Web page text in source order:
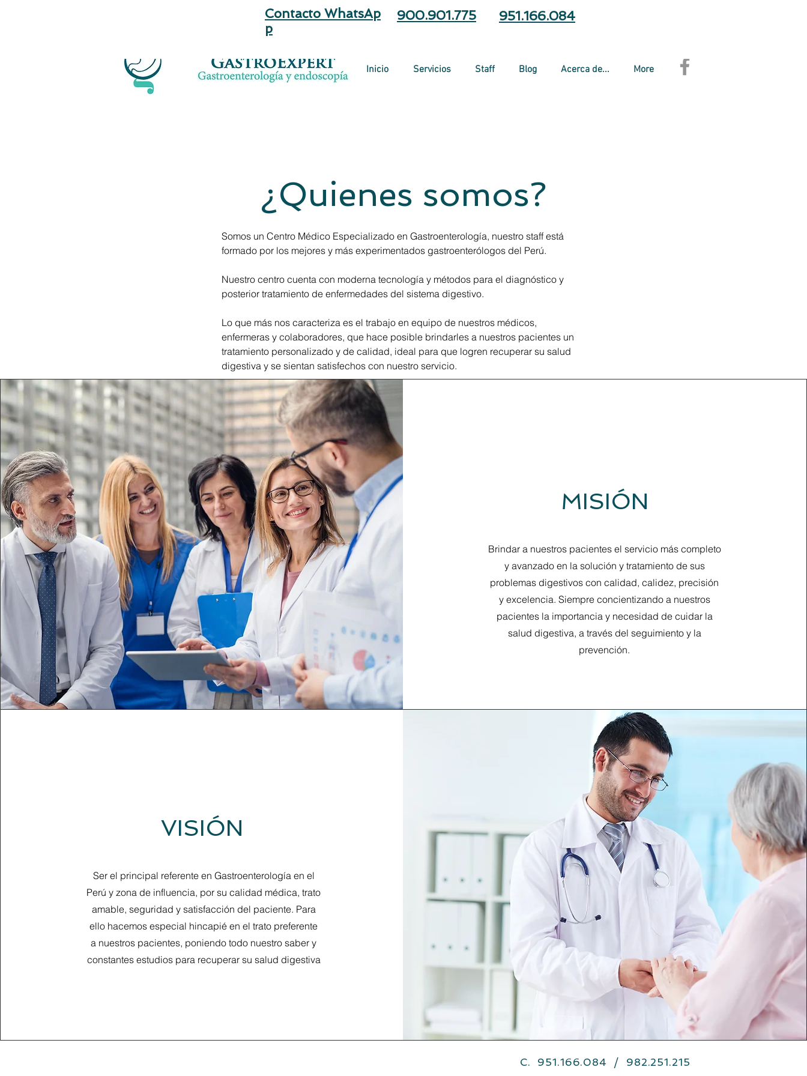
Inicio Servicios Staff Blog Acerca de... More
¿Quienes somos?
Somos un Centro Médico Especializado en Gastroenterología, nuestro staff está
formado por los mejores y más experimentados gastroenterólogos del Perú.
Nuestro centro cuenta con moderna tecnología y métodos para el diagnóstico y
posterior tratamiento de enfermedades del sistema digestivo.
Lo que más nos caracteriza es el trabajo en equipo de nuestros médicos,
enfermeras y colaboradores, que hace posible brindarles a nuestros pacientes un
tratamiento personalizado y de calidad, ideal para que logren recuperar su salud
digestiva y se sientan satisfechos con nuestro servicio.
MISIÓN
Brindar a nuestros pacientes el servicio más completo
y avanzado en la solución y tratamiento de sus
problemas digestivos con calidad, calidez, precisión
y excelencia. Siempre concientizando a nuestros
pacientes la importancia y necesidad de cuidar la
salud digestiva, a través del seguimiento y la
prevención.
VISIÓN
Ser el principal referente en Gastroenterología en el
Perú y zona de influencia, por su calidad médica, trato
amable, seguridad y satisfacción del paciente. Para
ello hacemos especial hincapié en el trato preferente
a nuestros pacientes, poniendo todo nuestro saber y
constantes estudios para recuperar su salud digestiva
Contacto WhatsAp
p
900.901.775 951.166.084
C. 951.166.084 / 982.251.215